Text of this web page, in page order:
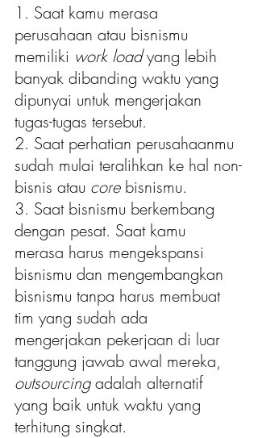
1. Saat kamu merasa
perusahaan atau bisnismu
memiliki work load yang lebih
banyak dibanding waktu yang
dipunyai untuk mengerjakan
tugas-tugas tersebut.
2. Saat perhatian perusahaanmu
sudah mulai teralihkan ke hal non-
bisnis atau core bisnismu.
3. Saat bisnismu berkembang
dengan pesat. Saat kamu
merasa harus mengekspansi
bisnismu dan mengembangkan
bisnismu tanpa harus membuat
tim yang sudah ada
mengerjakan pekerjaan di luar
tanggung jawab awal mereka,
outsourcing adalah alternatif
yang baik untuk waktu yang
terhitung singkat.